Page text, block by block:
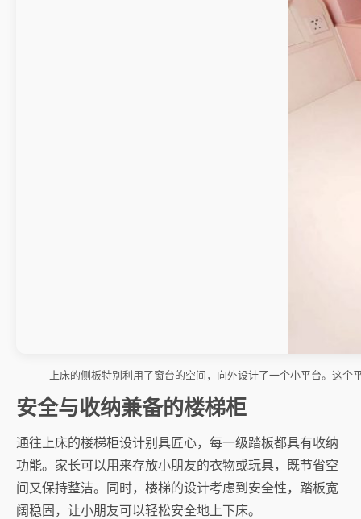
上床的侧板特别利用了窗台的空间，向外设计了一个小平台。这
安全与收纳兼备的楼梯柜
通往上床的楼梯柜设计别具匠心，每一级踏板都具有收纳
功能。家长可以用来存放小朋友的衣物或玩具，既节省空
间又保持整洁。同时，楼梯的设计考虑到安全性，踏板宽
阔稳固，让小朋友可以轻松安全地上下床。